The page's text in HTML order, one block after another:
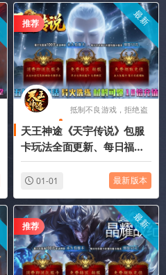
战）
推荐 最新
抵制不良游戏，拒绝盗
版游戏
天王神途《天宇传说》包服
卡玩法全面更新、每日福利
送不停、10倍返利、材料全
靠爆、散人追梦（五行无限
复活特色玩法邀你来战）
01-01 最新版本
推荐 最新